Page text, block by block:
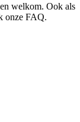
welkom. Ook als
onze FAQ.